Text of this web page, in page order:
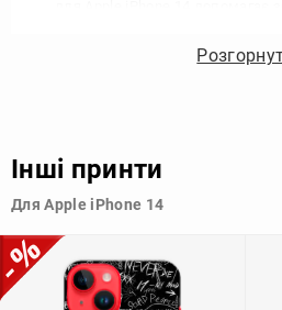
продати свій пристрій в
Узагалі, чохол для телефону - це
допомагає захистити ваш пристрій,
Інші принти
Для Apple iPhone 14